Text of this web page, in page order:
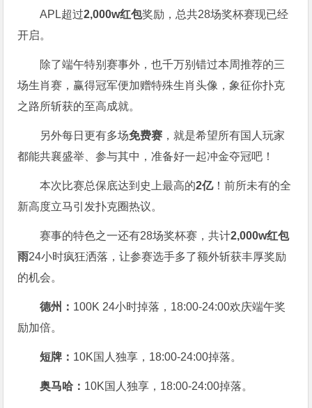
APL超过2,000w红包奖励，总共28场奖杯赛现已经
开启。
除了端午特别赛事外，也千万别错过本周推荐的三
场生肖赛，赢得冠军便加赠特殊生肖头像，象征你扑克
之路所斩获的至高成就。
另外每日更有多场免费赛 ，就是希望所有国人玩家
都能共襄盛举、参与其中，准备好一起冲金夺冠吧！
本次比赛总保底达到史上最高的2亿！前所未有的全
新高度立马引发扑克圈热议。
赛事的特色之一还有28场奖杯赛，共计2,000w红包
雨24小时疯狂洒落，让参赛选手多了额外斩获丰厚奖励
的机会。
德州： 100K 24小时掉落， 18:00-24:00欢庆端午奖
励加倍。
短牌： 10K国人独享，18:00-24:00掉落。
奥马哈 ： 10K国人独享，18:00-24:00掉落。